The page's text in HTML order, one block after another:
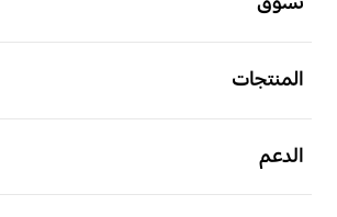
المنتجات
الدعم